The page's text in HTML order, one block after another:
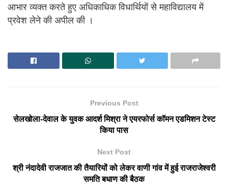
आभार व्यक्त करते हुए अधिकाधिक विधार्थियों से महाविद्यालय में
प्रवेश लेने की अपील की ।
Previous Post
सेलखोला-देवाल के युवक आदर्श मिश्रा ने एयरफोर्स कॉमन एडमिशन टेस्ट
किया पास
Next Post
श्री नंदादेवी राजजात की तैयारियों को लेकर वाणी गांव में हुई राजराजेश्वरी
समति बधाण की बैठक